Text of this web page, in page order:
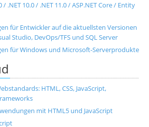
/ .NET 10.0 / .NET 11.0 / ASP.NET Core / Entity
für Entwickler auf die aktuellsten Versionen
Studio, DevOps/TFS und SQL Server
für Windows und Microsoft-Serverprodukte
HTML, CSS, JavaScript,
mit HTML5 und JavaScript